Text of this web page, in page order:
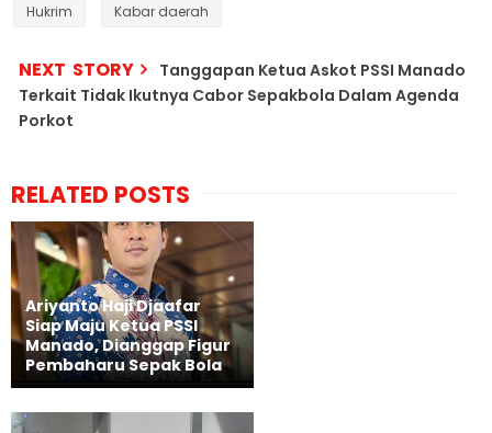
Hukrim Kabar daerah
NEXT STORY
Tanggapan Ketua Askot PSSI Manado
Terkait Tidak Ikutnya Cabor Sepakbola Dalam Agenda
Porkot
RELATED POSTS
Ariyanto Haji Djaafar
Siap Maju Ketua PSSI
Manado, Dianggap Figur
Pembaharu Sepak Bola